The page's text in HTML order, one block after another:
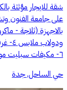
٦- مكيفات سبليت موقف سيارة في البيدروم مظلل تواصل واتس فضلاً
حي الساحل, جدة